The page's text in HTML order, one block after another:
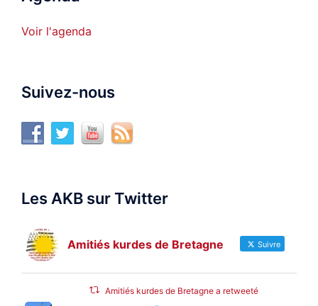
Voir l'agenda
Suivez-nous
Les AKB sur Twitter
Amitiés kurdes de Bretagne Suivre
Amitiés kurdes de Bretagne a retweeté